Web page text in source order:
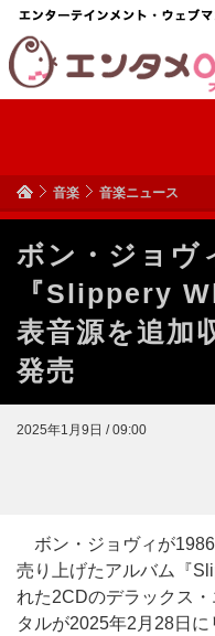
音楽 音楽ニュース
ボン・ジョヴ
『Slippery
表音源を追加
発売
2025年1月9日 / 09:00
ボン・ジョヴィが
売り上げたアルバム『
れた2CDのデラックス
タルが2025年2月28日